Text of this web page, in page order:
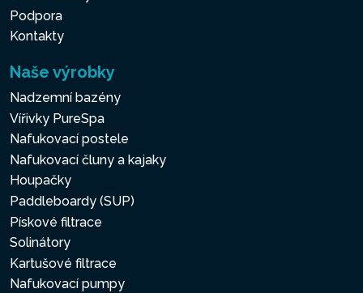
Podpora
Kontakty
Naše výrobky
Nadzemní bazény
Vířivky PureSpa
Nafukovací postele
Nafukovací čluny a kajaky
Houpačky
Paddleboardy (SUP)
Pískové filtrace
Solinátory
Kartušové filtrace
Nafukovací pumpy